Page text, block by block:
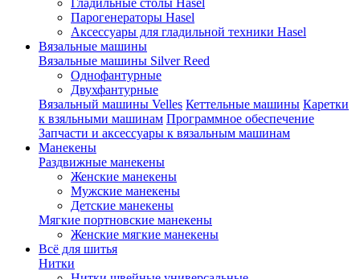
Гладильные столы Hasel
Парогенераторы Hasel
Аксессуары для гладильной техники Hasel
Вязальные машины
Вязальные машины Silver Reed
Однофантурные
Двухфантурные
Вязальный машины Velles Кеттельные машины Каретки
к взяльными машинам Программное обеспечение
Запчасти и аксессуары к вязальным машинам
Манекены
Раздвижные манекены
Женские манекены
Мужские манекены
Детские манекены
Мягкие портновские манекены
Женские мягкие манекены
Всё для шитья
Нитки